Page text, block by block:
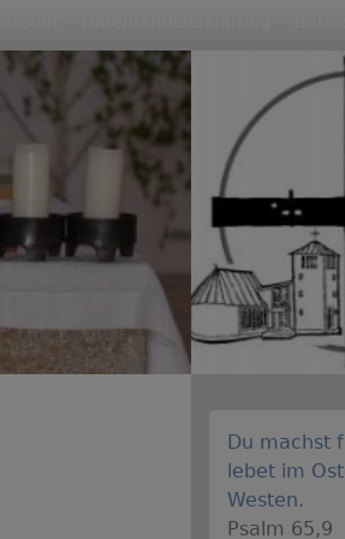
Du machst
lebet im
Westen.
Psalm 65,9